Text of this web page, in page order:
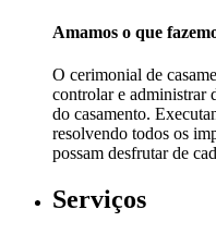
Amamos o que
O cerimonial de
controlar e administrar
do casamento.
resolvendo todos os
possam desfrutar de
Serviços